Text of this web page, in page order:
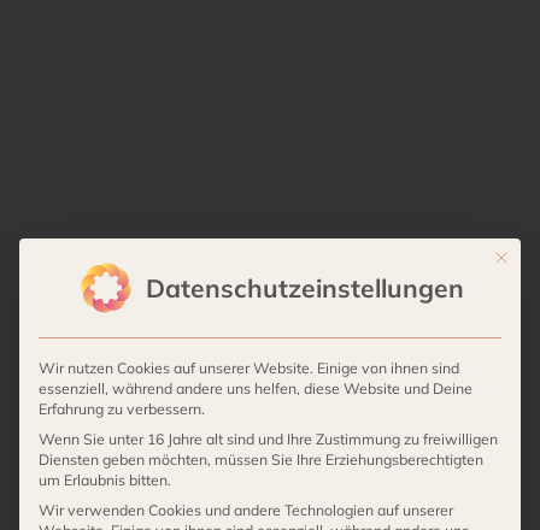
Mit
Datenschutzeinstellungen
Wir nutzen Cookies auf unserer Website. Einige von ihnen sind
essenziell, während andere uns helfen, diese Website und Deine
Erfahrung zu verbessern.
Wenn Sie unter 16 Jahre alt sind und Ihre Zustimmung zu freiwilligen
Diensten geben möchten, müssen Sie Ihre Erziehungsberechtigten
um Erlaubnis bitten.
Wir verwenden Cookies und andere Technologien auf unserer